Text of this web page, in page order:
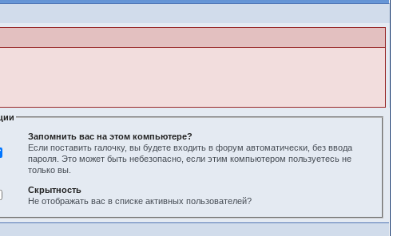
Запомнить вас на этом компьютере?
Если поставить галочку, вы будете входить в форум автоматически, без ввода
пароля. Это может быть небезопасно, если этим компьютером пользуетесь не
только вы.
Скрытность
Не отображать вас в списке активных пользователей?